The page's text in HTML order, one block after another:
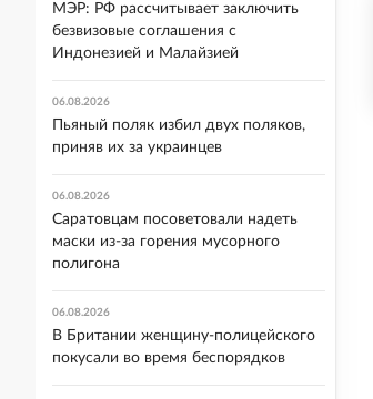
МЭР: РФ рассчитывает заключить
безвизовые соглашения с
Индонезией и Малайзией
06.08.2026
Пьяный поляк избил двух поляков,
приняв их за украинцев
06.08.2026
Саратовцам посоветовали надеть
маски из-за горения мусорного
полигона
06.08.2026
В Британии женщину-полицейского
покусали во время беспорядков